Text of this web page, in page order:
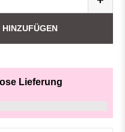
Lieferung